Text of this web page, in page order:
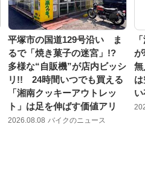
平塚市の国道129号沿い ま
るで「焼き菓子の迷宮」!?
多様な“自販機”が店内ビッシ
リ!! 24時間いつでも買える
「湘南クッキーアウトレッ
ト」は足を伸ばす価値アリ
2026.08.08 バイクのニュース
無